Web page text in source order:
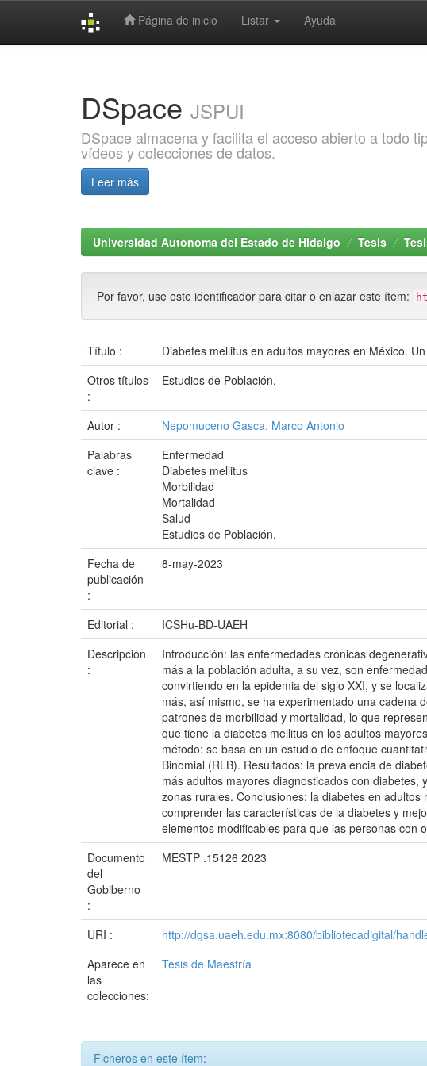
Página de inicio Listar Ayuda
DSpace JSPUI
DSpace almacena y facilita el acceso abierto a todo
vídeos y colecciones de datos.
Leer más
Universidad Autonoma del Estado de Hidalgo Tesis
Por favor, use este identificador para citar o enlazar este ítem:
Título :
Diabetes mellitus en adultos mayores en México.
Otros títulos
:
Estudios de Población.
Autor :
Nepomuceno Gasca, Marco Antonio
Palabras
clave :
Enfermedad
Diabetes mellitus
Morbilidad
Mortalidad
Salud
Estudios de Población.
Fecha de
publicación
:
8-may-2023
Editorial :
ICSHu-BD-UAEH
Descripción
:
Introducción: las enfermedades crónicas
más a la población adulta, a su vez, son
convirtiendo en la epidemia del siglo XXI, y se
más, así mismo, se ha experimentado una cadena
patrones de morbilidad y mortalidad, lo que
que tiene la diabetes mellitus en los adultos
método: se basa en un estudio de enfoque
Binomial (RLB). Resultados: la prevalencia de
más adultos mayores diagnosticados con
zonas rurales. Conclusiones: la diabetes en
comprender las características de la diabetes y
elementos modificables para que las personas con
Documento
del
Gobiberno
:
MESTP .15126 2023
URI :
http://dgsa.uaeh.edu.mx:8080/bibliotecadigital/
Aparece en
las
colecciones:
Tesis de Maestría
Ficheros en este ítem: